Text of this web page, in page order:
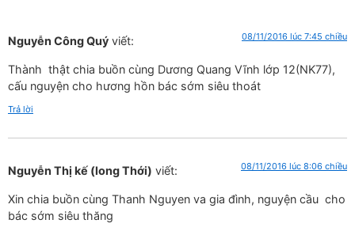
Nguyễn Công Quý viết: 08/11/2016 lúc 7:45 chiều
Thành thật chia buồn cùng Dương Quang Vĩnh lớp 12(NK77),
cấu nguyện cho hương hồn bác sớm siêu thoát
Trả lời
Nguyễn Thị kế (long Thới) viết: 08/11/2016 lúc 8:06 chiều
Xin chia buồn cùng Thanh Nguyen va gia đình, nguyện cầu cho
bác sớm siêu thăng